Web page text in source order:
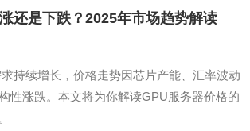
还是下跌？2025年市场趋势解读
持续增长，价格走势因芯片产能、汇率波动
性涨跌。本文将为你解读GPU服务器价格的